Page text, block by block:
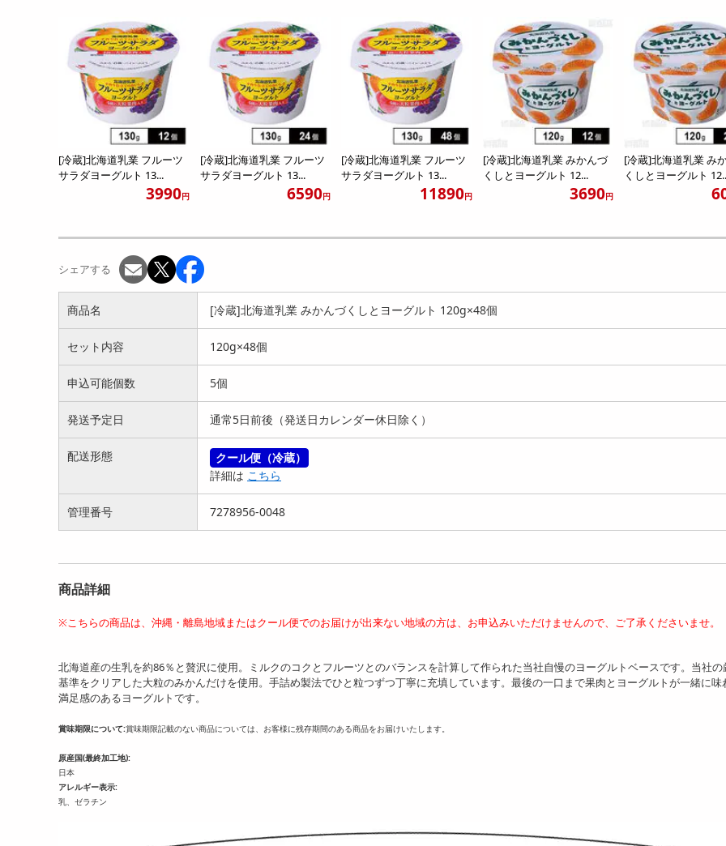
[冷蔵]北海道乳業 フルーツ
サラダヨーグルト 13...
3990円
[冷蔵]北海道乳業 フルーツ
サラダヨーグルト 13...
6590円
[冷蔵]北海道乳業 フルーツ
サラダヨーグルト 13...
11890円
[冷蔵]北海道乳業 みかんづ
くしとヨーグルト 12...
3690円
[冷蔵]北海道乳業 み
くしとヨーグルト
シェアする
商品名 [冷蔵]北海道乳業 みかんづくしとヨーグルト 120g×48個
セット内容 120g×48個
申込可能個数 5個
発送予定日 通常5日前後（発送日カレンダー休日除く）
配送形態
クール便（冷蔵）
詳細は こちら
管理番号 7278956-0048
商品詳細
※こちらの商品は、沖縄・離島地域またはクール便でのお届けが出来ない地域の方は、お申込みいただけませんので、ご了承くださいませ。
北海道産の生乳を約86％と贅沢に使用。ミルクのコクとフルーツとのバランスを計算して作られた当社自慢のヨーグルトベースです。当社の
基準をクリアした大粒のみかんだけを使用。手詰め製法でひと粒つずつ丁寧に充填しています。最後の一口まで果肉とヨーグルトが一緒に味
満足感のあるヨーグルトです。
賞味期限について:賞味期限記載のない商品については、お客様に残存期間のある商品をお届けいたします。
原産国(最終加工地):
日本
アレルギー表示:
乳、ゼラチン